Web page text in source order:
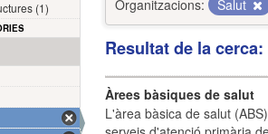
Organitzacions:
Salut
Resultat de la
Àrees bàsiques de salut
L'àrea bàsica de salut
(1)